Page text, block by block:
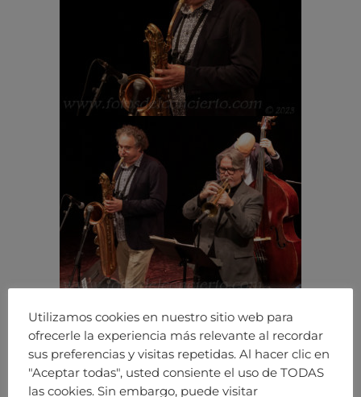
Utilizamos cookies en nuestro sitio web para
ofrecerle la experiencia más relevante al recordar
sus preferencias y visitas repetidas. Al hacer clic en
"Aceptar todas", usted consiente el uso de TODAS
las cookies. Sin embargo, puede visitar